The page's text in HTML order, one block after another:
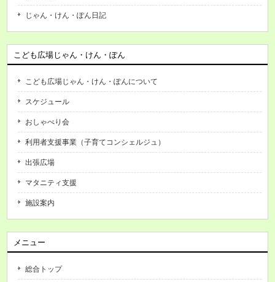
じゃん・けん・ぽん日記
こども広場じゃん・けん・ぽん
こども広場じゃん・けん・ぽんについて
スケジュール
おしゃべり会
利用者支援事業（子育てコンシェルジュ）
出張広場
マタニティ支援
施設案内
メニュー
総合トップ